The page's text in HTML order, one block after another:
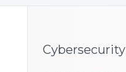
Cybersecurity